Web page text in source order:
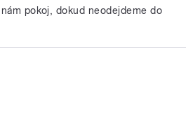
pokoj, dokud neodejdeme do